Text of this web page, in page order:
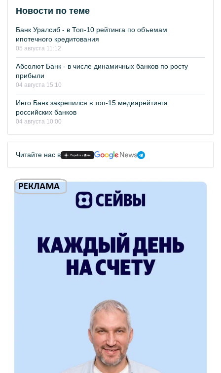
Новости по теме
Банк Уралсиб - в Топ-10 рейтинга по объемам
ипотечного кредитования
05 августа 11:12
Абсолют Банк - в числе динамичных банков по росту
прибыли
04 августа 15:10
Инго Банк закрепился в топ-15 медиарейтинга
российских банков
04 августа 10:00
Читайте нас в